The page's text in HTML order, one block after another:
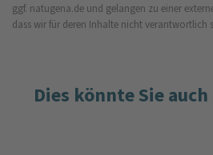
ggf. natugena.de und gelangen zu einer
dass wir für deren Inhalte nicht verantwortlich
Dies könnte Sie